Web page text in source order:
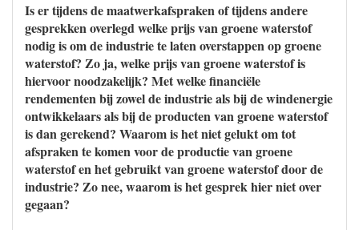
Is er tijdens de maatwerkafspraken of tijdens andere
gesprekken overlegd welke prijs van groene waterstof
nodig is om de industrie te laten overstappen op groene
waterstof? Zo ja, welke prijs van groene waterstof is
hiervoor noodzakelijk? Met welke financiële
rendementen bij zowel de industrie als bij de windenergie
ontwikkelaars als bij de producten van groene waterstof
is dan gerekend? Waarom is het niet gelukt om tot
afspraken te komen voor de productie van groene
waterstof en het gebruikt van groene waterstof door de
industrie? Zo nee, waarom is het gesprek hier niet over
gegaan?